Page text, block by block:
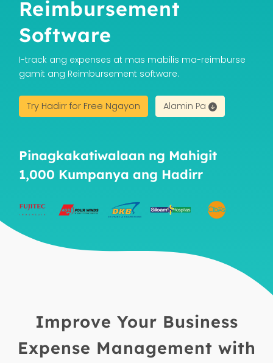
Reimbursement
Software
I-track ang expenses at mas mabilis ma-reimburse
gamit ang Reimbursement software.
Try Hadirr for Free Ngayon Alamin Pa
Pinagkakatiwalaan ng Mahigit
1,000 Kumpanya ang Hadirr
Improve Your Business
Expense Management with